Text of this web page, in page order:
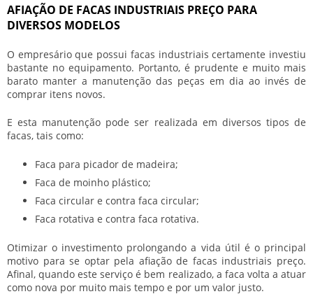
AFIAÇÃO DE FACAS INDUSTRIAIS PREÇO PARA
DIVERSOS MODELOS
O empresário que possui facas industriais certamente investiu
bastante no equipamento. Portanto, é prudente e muito mais
barato manter a manutenção das peças em dia ao invés de
comprar itens novos.
E esta manutenção pode ser realizada em diversos tipos de
facas, tais como:
Faca para picador de madeira;
Faca de moinho plástico;
Faca circular e contra faca circular;
Faca rotativa e contra faca rotativa.
Otimizar o investimento prolongando a vida útil é o principal
motivo para se optar pela afiação de facas industriais preço.
Afinal, quando este serviço é bem realizado, a faca volta a atuar
como nova por muito mais tempo e por um valor justo.